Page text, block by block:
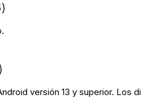
versión 13 y superior. Los